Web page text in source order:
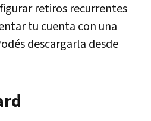
retiros recurrentes
tu cuenta con una
descargarla desde